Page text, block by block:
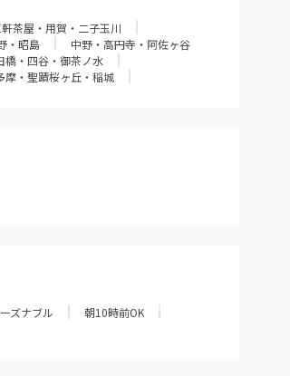
軒茶屋・用賀・二子玉川
・昭島
中野・高円寺・阿佐ヶ谷
橋・四谷・御茶ノ水
摩・聖蹟桜ヶ丘・稲城
ズナブル
朝10時前OK